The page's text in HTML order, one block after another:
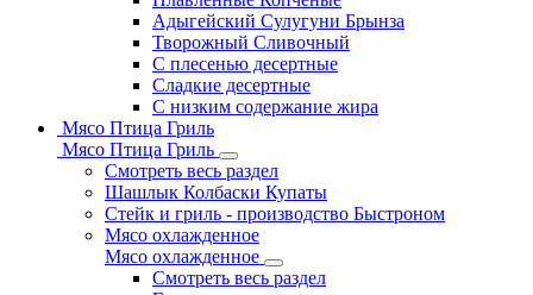
Адыгейский Сулугуни Брынза
Творожный Сливочный
С плесенью десертные
Сладкие десертные
С низким содержание жира
Мясо Птица Гриль
Мясо Птица Гриль
Смотреть весь раздел
Шашлык Колбаски Купаты
Стейк и гриль - производство Быстроном
Мясо охлажденное
Мясо охлажденное
Смотреть весь раздел